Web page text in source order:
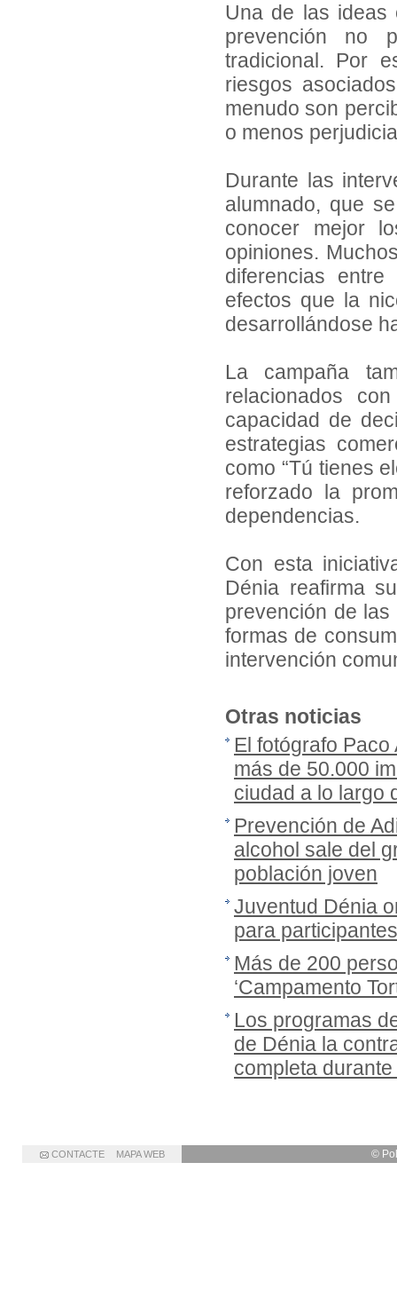
Una de las ideas
prevención no
tradicional. Por
riesgos
menudo son
o menos
Durante las
alumnado, que
conocer mejor
opiniones.
diferencias
efectos que la
desarrollándose
La campaña
relacionados
capacidad de
estrategias
como “Tú tienes
reforzado la
dependencias.
Con esta
Dénia reafirma
prevención de
formas de
intervención
Otras noticias
El fotógrafo
más de 50.000
ciudad a lo largo
Prevención de
alcohol sale del
población joven
Juventud Dénia
para
Más de 200
‘Campamento
Los programas
de Dénia la
completa
©
CONTACTE MAPA WEB